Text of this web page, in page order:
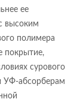
ее
высоким
полимера
покрытие,
сурового
УФ-абсорберам